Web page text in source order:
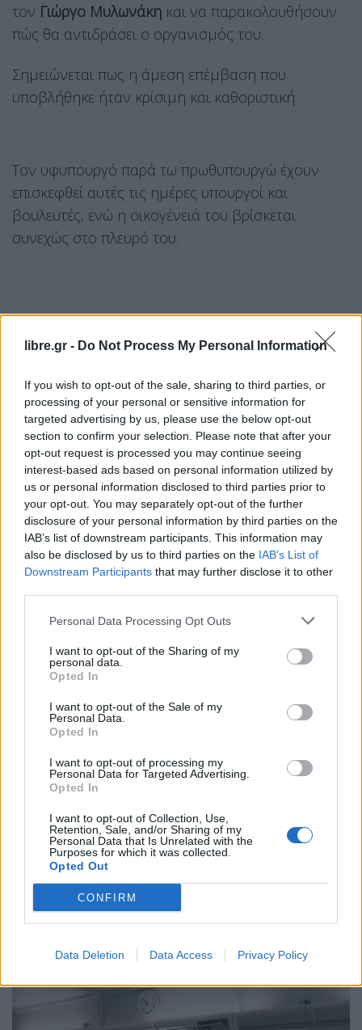
libre.gr - Do Not Process My Personal Information
If you wish to opt-out of the sale, sharing to third parties, or
processing of your personal or sensitive information for
targeted advertising by us, please use the below opt-out
section to confirm your selection. Please note that after your
opt-out request is processed you may continue seeing
interest-based ads based on personal information utilized by
us or personal information disclosed to third parties prior to
your opt-out. You may separately opt-out of the further
disclosure of your personal information by third parties on the
IAB’s list of downstream participants. This information may
also be disclosed by us to third parties on the IAB’s List of
Downstream Participants that may further disclose it to other
Personal Data Processing Opt Outs
I want to opt-out of the Sharing of my
personal data.
Opted In
I want to opt-out of the Sale of my
Personal Data.
Opted In
I want to opt-out of processing my
Personal Data for Targeted Advertising.
Opted In
I want to opt-out of Collection, Use,
Retention, Sale, and/or Sharing of my
Personal Data that Is Unrelated with the
Purposes for which it was collected.
Opted Out
CONFIRM
Data Deletion Data Access Privacy Policy
τον Γιώργο Μυλωνάκη και να παρακολουθήσουν
πώς θα αντιδράσει ο οργανισμός του.
Σημειώνεται πως η άμεση επέμβαση που
υποβλήθηκε ήταν κρίσιμη και καθοριστική.
Τον υφυπουργό παρά τω πρωθυπουργώ έχουν
επισκεφθεί αυτές τις ημέρες υπουργοί και
βουλευτές, ενώ η οικογένειά του βρίσκεται
συνεχώς στο πλευρό του.
Facebook Bluesky
Email Copy Link
Tags: ανευρυσμα ΕΓΚΕΦΑΛΙΚΟ ΑΝΕΥΡΥΣΜΑ
ευαγγελισμος Κατάσταση Υγείας μυλωνακης
Σχετικά Άρθρα